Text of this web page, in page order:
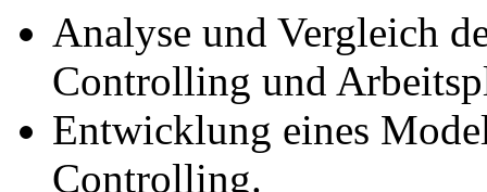
Analyse und Vergleich
Controlling und
Entwicklung eines
Controlling.